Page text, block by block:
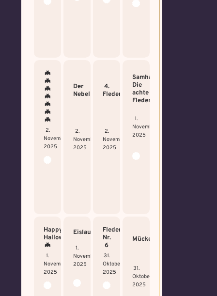
🦇
🦇
🦇
🦇
🦇
🦇
🦇
2.
November
2025
Der
Nebel
2.
November
2025
4.
Fledermaus
2.
November
2025
Samhain:
Die
achte
Fledermaus!
1.
November
2025
Happy
Halloween
🦇
1.
November
2025
Eislaufen
1.
November
2025
Fledermaus
Nr.
6
31.
Oktober
2025
Mückenschwarm
31.
Oktober
2025
Voraussetzung:
Verteidigungsstunde